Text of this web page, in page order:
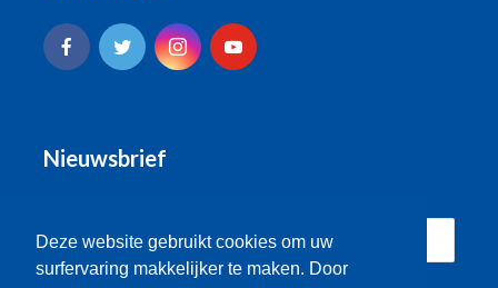
Deze website gebruikt cookies om uw
surfervaring makkelijker te maken. Door
Nieuwsbrief